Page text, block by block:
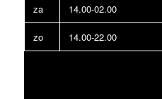
za 14.00-02.00
zo 14.00-22.00